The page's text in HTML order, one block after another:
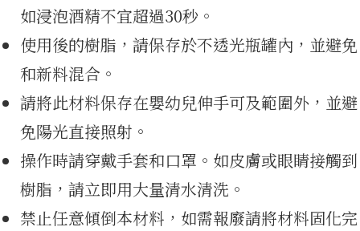
3D免
如浸泡酒精不宜超過30秒。
使用後的樹脂，請保存於不透光瓶罐內，並避免
和新料混合。
請將此材料保存在嬰幼兒伸手可及範圍外，並避
免陽光直接照射。
操作時請穿戴手套和口罩。如皮膚或眼睛接觸到
樹脂，請立即用大量清水清洗。
禁止任意傾倒本材料，如需報廢請將材料固化完